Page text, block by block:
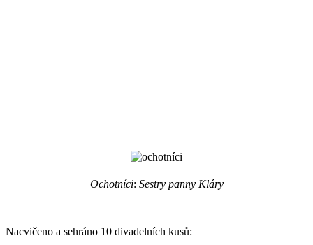
Ochotníci: Sestry panny Kláry
Nacvičeno a sehráno 10 divadelních kusů: